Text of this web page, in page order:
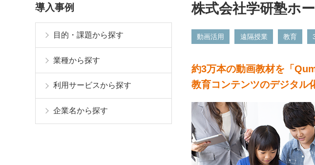
株式会社学研塾ホ
動画活用 遠隔授業 教育
約3万本の動画教材を「
教育コンテンツのデジタル
導入事例
目的・課題から探す
業種から探す
利用サービスから探す
企業名から探す